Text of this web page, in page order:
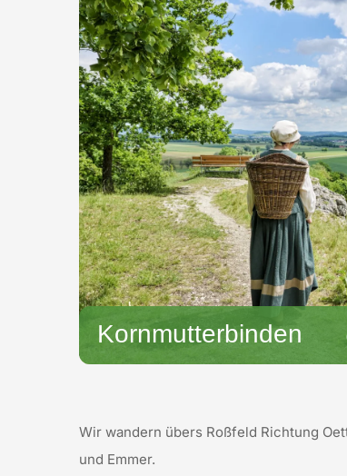
Kornmutterbinden
Wir wandern übers Roßfeld Richtung
und Emmer.